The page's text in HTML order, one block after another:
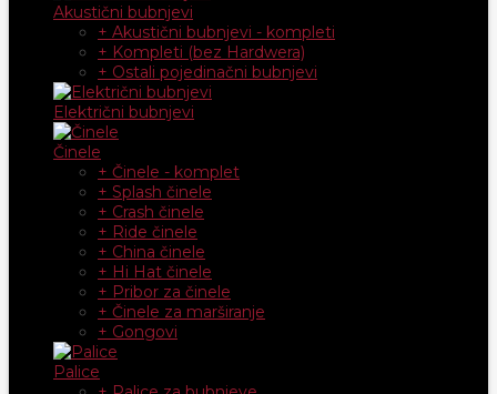
Akustični bubnjevi
+ Akustični bubnjevi - kompleti
+ Kompleti (bez Hardwera)
+ Ostali pojedinačni bubnjevi
Električni bubnjevi
Činele
+ Činele - komplet
+ Splash činele
+ Crash činele
+ Ride činele
+ China činele
+ Hi Hat činele
+ Pribor za činele
+ Činele za marširanje
+ Gongovi
Palice